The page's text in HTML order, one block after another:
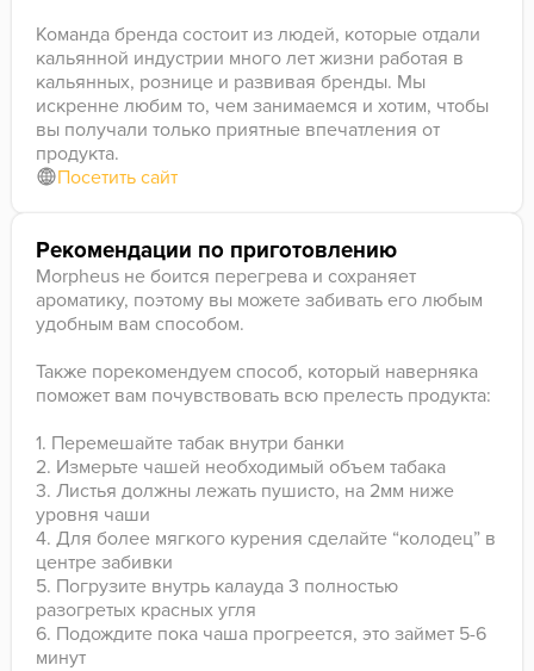
Команда бренда состоит из людей, которые отдали
кальянной индустрии много лет жизни работая в
кальянных, рознице и развивая бренды. Мы
искренне любим то, чем занимаемся и хотим, чтобы
вы получали только приятные впечатления от
продукта.
Посетить сайт
Рекомендации по приготовлению
Morpheus не боится перегрева и сохраняет
ароматику, поэтому вы можете забивать его любым
удобным вам способом.
Также порекомендуем способ, который наверняка
поможет вам почувствовать всю прелесть продукта:
1. Перемешайте табак внутри банки
2. Измерьте чашей необходимый объем табака
3. Листья должны лежать пушисто, на 2мм ниже
уровня чаши
4. Для более мягкого курения сделайте “колодец” в
центре забивки
5. Погрузите внутрь калауда 3 полностью
разогретых красных угля
6. Подождите пока чаша прогреется, это займет 5-6
минут